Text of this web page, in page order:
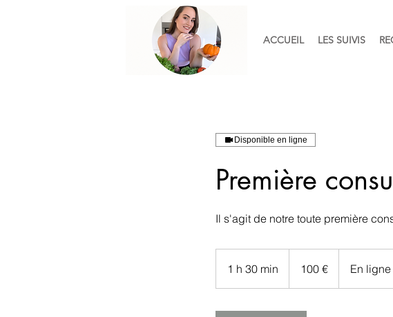
ACCUEIL LES SUIVIS
Disponible en ligne
Première
Il s'agit de notre toute première
1 h 30 min
3
100 € En ligne